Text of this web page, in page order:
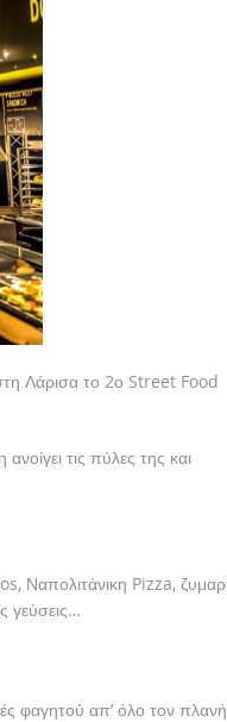
Λάρισα το 2ο Street Food
τις πύλες της και
Ναπολιτάνικη Pizza,
γεύσεις…
φαγητού απ’ όλο τον